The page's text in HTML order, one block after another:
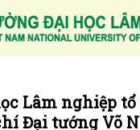
Lâm nghiệp tổ
Đại tướng Võ